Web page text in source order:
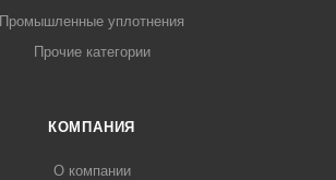
Промышленные уплотнения
Прочие категории
КОМПАНИЯ
О компании